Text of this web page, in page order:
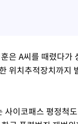
은 A씨를 때렸다
위치추적장치까지
사이코패스 평정척